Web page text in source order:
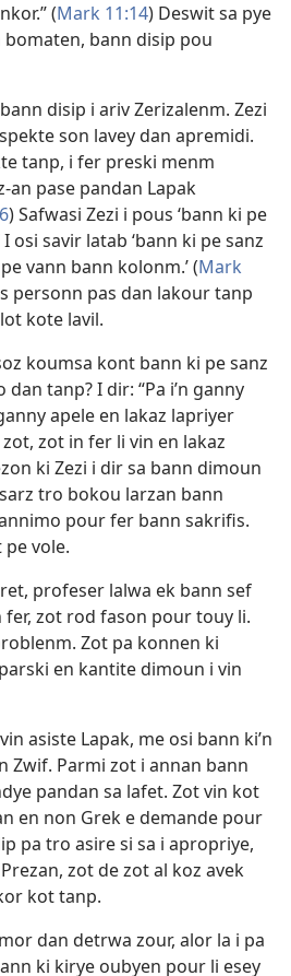
(Mark 11:14) Deswit sa pye
bann disip pou
disip i ariv Zerizalenm. Zezi
son lavey dan apremidi.
tanp, i fer preski menm
an pase pandan Lapak
) Safwasi Zezi i pous ‘bann ki pe
osi savir latab ‘bann ki pe sanz
vann bann kolonm.’ (Mark
personn pas dan lakour tanp
kote lavil.
koumsa kont bann ki pe sanz
tanp? I dir: “Pa i’n ganny
apele en lakaz lapriyer
zot in fer li vin en lakaz
ki Zezi i dir sa bann dimoun
tro bokou larzan bann
pour fer bann sakrifis.
vole.
profeser lalwa ek bann sef
fer, zot rod fason pour touy li.
Zot pa konnen ki
en kantite dimoun i vin
asiste Lapak, me osi bann ki’n
Zwif. Parmi zot i annan bann
pandan sa lafet. Zot vin kot
en non Grek e demande pour
pa tro asire si sa i apropriye,
zot de zot al koz avek
kot tanp.
dan detrwa zour, alor la i pa
ki kirye oubyen pour li esey